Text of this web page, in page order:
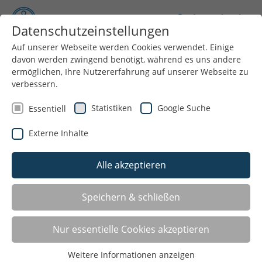
Menü
Datenschutzeinstellungen
Auf unserer Webseite werden Cookies verwendet. Einige
davon werden zwingend benötigt, während es uns andere
ermöglichen, Ihre Nutzererfahrung auf unserer Webseite zu
verbessern.
Essentiell Statistiken Google Suche
Externe Inhalte
Alle akzeptieren
Speichern & schließen
Nur essentielle Cookies akzeptieren
Weitere Informationen anzeigen